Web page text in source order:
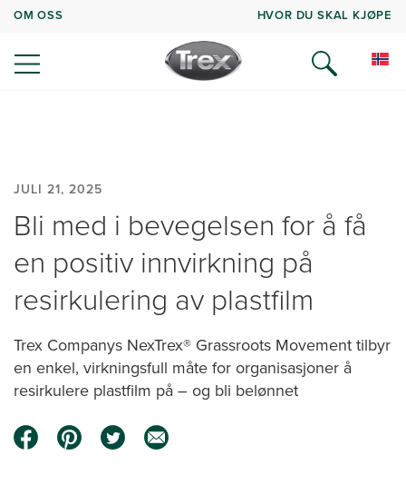
OM OSS HVOR DU SKAL KJØPE
JULI 21, 2025
Bli med i bevegelsen for å få
en positiv innvirkning på
resirkulering av plastfilm
Trex Companys NexTrex® Grassroots Movement tilbyr
en enkel, virkningsfull måte for organisasjoner å
resirkulere plastfilm på – og bli belønnet